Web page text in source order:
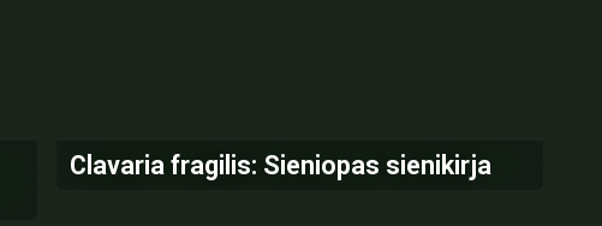
Clavaria fragilis: Sieniopas sienikirja